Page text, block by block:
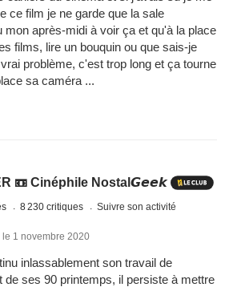
ce film je ne garde que la sale
mon après-midi à voir ça et qu'à la place
films, lire un bouquin ou que sais-je
problème, c'est trop long et ça tourne
sa caméra ...
📼 Cinéphile Nostal𝙂𝙚𝙚𝙠
8 230 critiques Suivre son activité
le 1 novembre 2020
inlassablement son travail de
de ses 90 printemps, il persiste à mettre